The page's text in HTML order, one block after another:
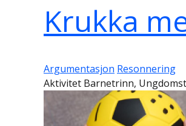
Krukka
Argumentasjon Resonnering
Aktivitet Barnetrinn,